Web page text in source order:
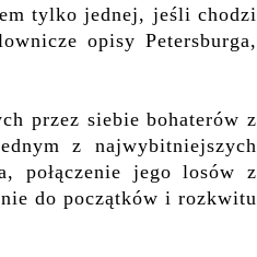
tylko jednej, jeśli chodzi
opisy Petersburga,
przez siebie bohaterów z
z najwybitniejszych
połączenie jego losów z
do początków i rozkwitu